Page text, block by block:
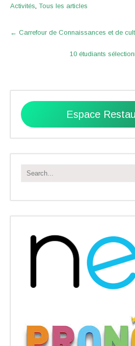
Activités Tous les articles
Post
← Carrefour de Connaissances et de
10 étudiants
Espace